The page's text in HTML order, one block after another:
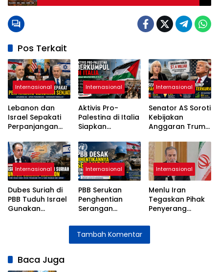
Pos Terkait
Internasional
Lebanon dan
Israel Sepakati
Perpanjangan
Senjata Selama
Tiga Minggu
Internasional
Aktivis Pro-
Palestina di Italia
Siapkan
Kemanusiaan
Menuju Gaza
Internasional
Senator AS Soroti
Kebijakan
Anggaran Trump
Lonjakan Biaya
Hidup
Internasional
Dubes Suriah di
PBB Tuduh Israel
Gunakan
Internasional
PBB Serukan
Penghentian
Serangan
Pasukan
Perdamaian di
Lebanon
Internasional
Menlu Iran
Tegaskan Pihak
Penyerang
Jawab atas
Hormuz
Tambah Komentar
Baca Juga